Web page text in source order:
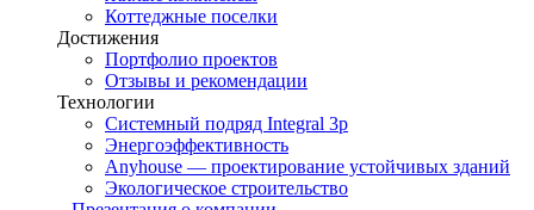
Коттеджные поселки
Достижения
Портфолио проектов
Отзывы и рекомендации
Технологии
Системный подряд Integral 3p
Энергоэффективность
Anyhouse — проектирование устойчивых зданий
Экологическое строительство